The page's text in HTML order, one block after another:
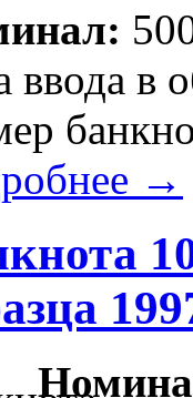
ввода в
→